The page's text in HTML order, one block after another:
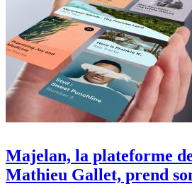
Majelan, la plateforme
Mathieu Gallet, prend